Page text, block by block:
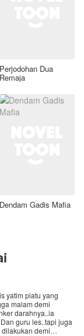
Perjodohan Dua
Remaja
Dendam Gadis Mafia
yatim piatu yang
malam demi
darahnya..ia
guru les..tapi juga
demi